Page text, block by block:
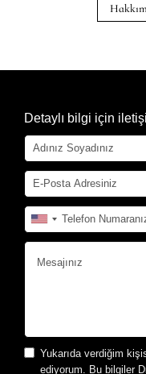
Detaylı bilgi için
Yukarıda verdiğim
ediyorum. Bu bilgiler